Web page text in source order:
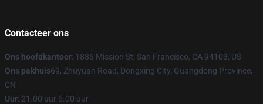
Contacteer ons
Ons hoofdkantoor: 1885 Mission St, San Francisco, CA 94103, US
Ons pakhuis69, Zhuyuan Road, Dongxing City, Guangdong Province,
CN
Uur: 21.00 uur 5.00 uur